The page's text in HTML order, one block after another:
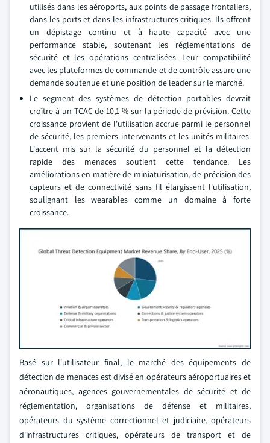
utilisés dans les aéroports, aux points de passage frontaliers,
dans les ports et dans les infrastructures critiques. Ils offrent
un dépistage continu et à haute capacité avec une
performance stable, soutenant les réglementations de
sécurité et les opérations centralisées. Leur compatibilité
avec les plateformes de commande et de contrôle assure une
demande soutenue et une position de leader sur le marché.
Le segment des systèmes de détection portables devrait
croître à un TCAC de 10,1 % sur la période de prévision. Cette
croissance provient de l'utilisation accrue parmi le personnel
de sécurité, les premiers intervenants et les unités militaires.
L'accent mis sur la sécurité du personnel et la détection
rapide des menaces soutient cette tendance. Les
améliorations en matière de miniaturisation, de précision des
capteurs et de connectivité sans fil élargissent l'utilisation,
soulignant les wearables comme un domaine à forte
croissance.
Basé sur l'utilisateur final, le marché des équipements de
détection de menaces est divisé en opérateurs aéroportuaires et
aéronautiques, agences gouvernementales de sécurité et de
réglementation, organisations de défense et militaires,
opérateurs du système correctionnel et judiciaire, opérateurs
d'infrastructures critiques, opérateurs de transport et de